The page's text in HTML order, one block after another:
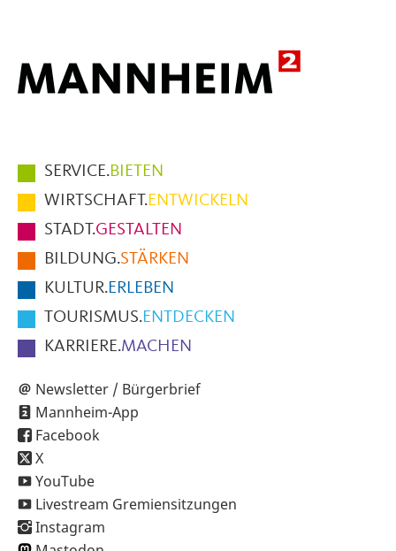
Hauptmenüpunkte
im
Fußbereich
der
Seite
SERVICE.BIETEN
WIRTSCHAFT.ENTWICKELN
STADT.GESTALTEN
BILDUNG.STÄRKEN
KULTUR.ERLEBEN
TOURISMUS.ENTDECKEN
KARRIERE.MACHEN
Newsletter / Bürgerbrief
Mannheim-App
Facebook
X
YouTube
Livestream Gremiensitzungen
Instagram